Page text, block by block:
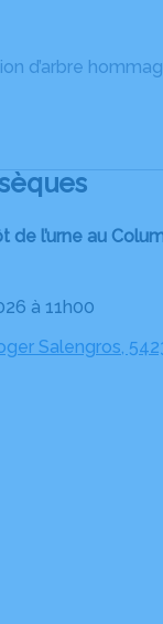
d’arbre
de l’urne au
à 11h00
Salengros,